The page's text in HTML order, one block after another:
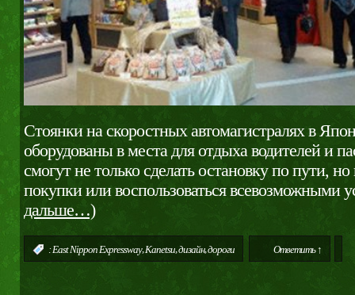
Стоянки на скоростных автомагистралях в
оборудованы в места для отдыха водителей и
смогут не только сделать остановку по пути,
покупки или воспользоваться всевозможными
дальше…)
:East Nippon Expressway,Kanetsu,дизайн,дороги Ответить ↑